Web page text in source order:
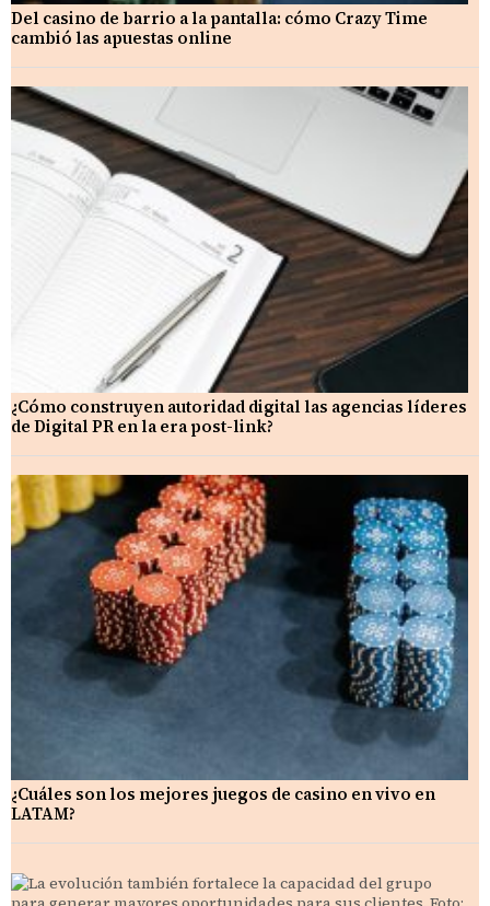
Del casino de barrio a la pantalla: cómo Crazy Time
cambió las apuestas online
¿Cómo construyen autoridad digital las agencias líderes
de Digital PR en la era post-link?
¿Cuáles son los mejores juegos de casino en vivo en
LATAM?